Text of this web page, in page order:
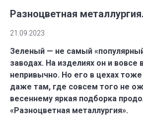
Разноцветная
21.09.2023
Зеленый — не самый
заводах. На изделиях он и вовсе
непривычно. Но его в цехах
даже там, где совсем того не
весеннему яркая подборка
«Разноцветная металлургия».